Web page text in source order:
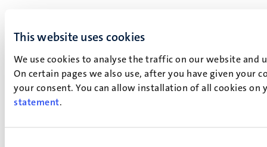
This website uses cookies
We use cookies to analyse the traffic on our website
On certain pages we also use, after you have given your
your consent. You can allow installation of all cookies
statement.